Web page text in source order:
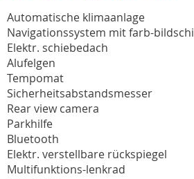
Automatische klimaanlage
Navigationssystem mit farb-
Elektr. schiebedach
Alufelgen
Tempomat
Sicherheitsabstandsmesser
Rear view camera
Parkhilfe
Bluetooth
Elektr. verstellbare rückspiegel
Multifunktions-lenkrad